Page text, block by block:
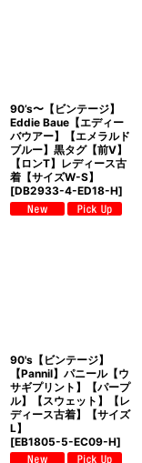
90’s〜【ビンテージ】
Eddie Baue【エディー
バウアー】【エメラルド
ブルー】黒タグ【前V】
【ロンT】レディース古
着【サイズW-S】
[DB2933-4-ED18-H]
90's【ビンテージ】
【Pannil】パニール【ウ
サギプリント】【パープ
ル】【スウェット】【レ
ディース古着】【サイズ
L】
[EB1805-5-EC09-H]